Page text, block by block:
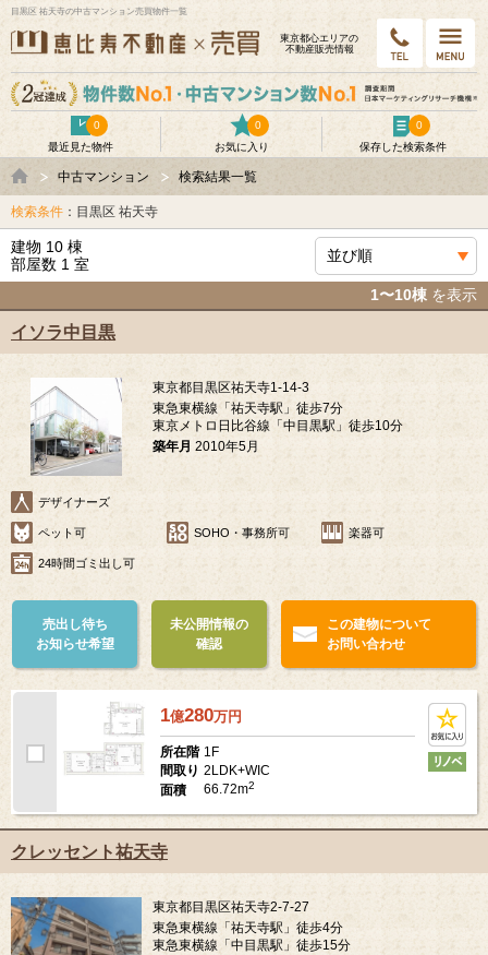
目黒区 祐天寺の中古マンション売買物件一覧
東京都⼼エリアの
不動産販売情報
最近見た物件
0
お気に入り
0
保存した検索条件
0
中古マンション 検索結果一覧
検索条件 ：目黒区 祐天寺
建物 10 棟
部屋数 1 室
1〜10棟 を表示
イソラ中目黒
東京都目黒区祐天寺1-14-3
東急東横線「祐天寺駅」徒歩7分
東京メトロ日比谷線「中目黒駅」徒歩10分
築年月 2010年5月
デザイナーズ
ペット可 SOHO・事務所可 楽器可
24時間ゴミ出し可
売出し待ち
お知らせ希望
未公開情報の
確認
この建物について
お問い合わせ
1億280万円
所在階 1F
間取り 2LDK+WIC
面積
66.72m2
クレッセント祐天寺
東京都目黒区祐天寺2-7-27
東急東横線「祐天寺駅」徒歩4分
東急東横線「中目黒駅」徒歩15分